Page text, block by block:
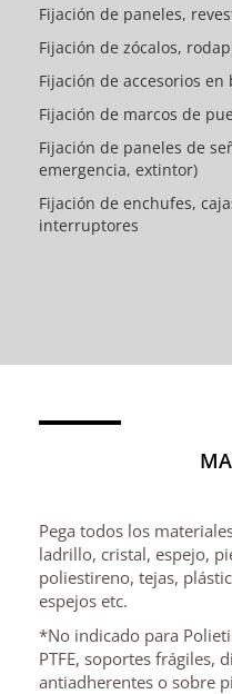
Fijación de paneles,
Fijación de zócalos,
Fijación de accesorios en
Fijación de marcos de
Fijación de paneles de
emergencia, extintor)
Fijación de enchufes,
interruptores
Pega todos los
ladrillo, cristal, espejo,
poliestireno, tejas,
espejos etc.
*No indicado para
PTFE, soportes frágiles,
antiadherentes o sobre